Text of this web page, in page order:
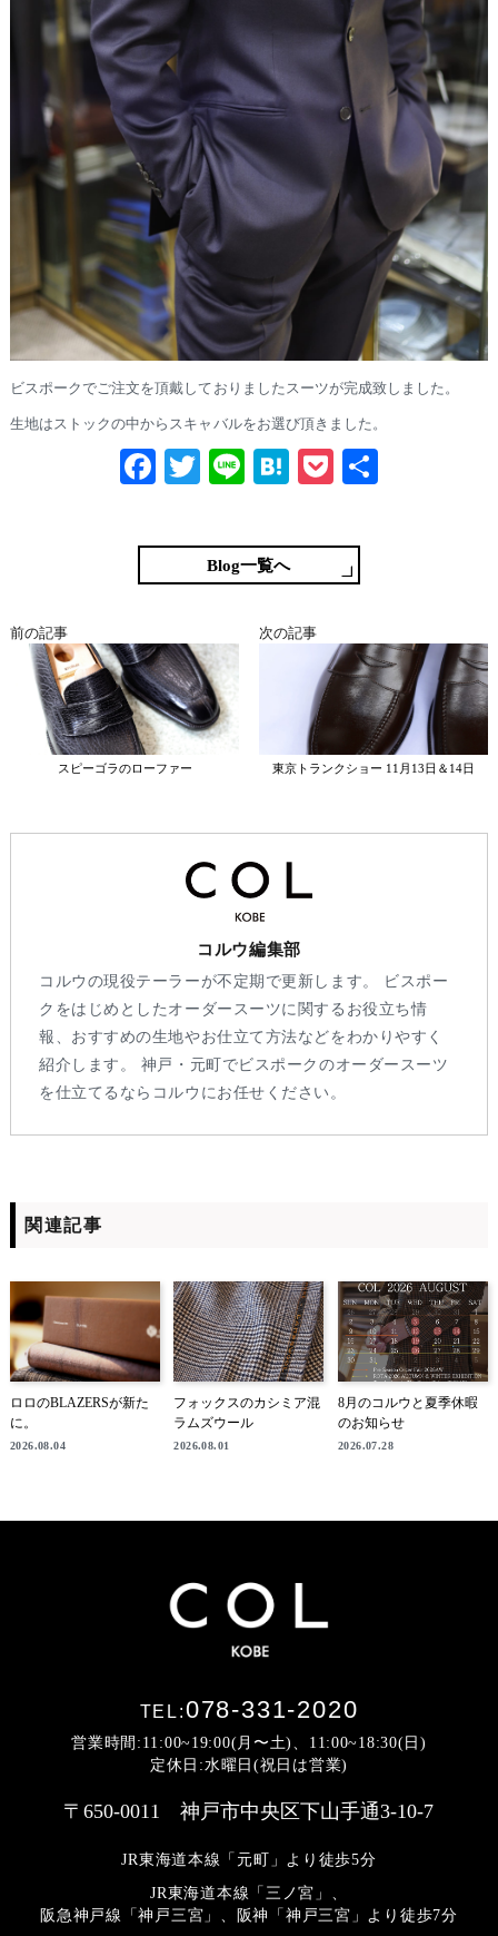
ビスポークでご注文を頂戴しておりましたスーツが完成致しました。
生地はストックの中からスキャバルをお選び頂きました。
Fa
bo
ok
T
tte
r
Li
H
en
a
P
ke
t
Blog一覧へ
前の記事
スピーゴラのローファー
次の記事
東京トランクショー 11月13日＆14日
コルウ編集部
コルウの現役テーラーが不定期で更新します。 ビスポー
クをはじめとしたオーダースーツに関するお役立ち情
報、おすすめの生地やお仕立て方法などをわかりやすく
紹介します。 神戸・元町でビスポークのオーダースーツ
を仕立てるならコルウにお任せください。
関連記事
ロロのBLAZERSが新た
に。
2026.08.04
フォックスのカシミア混
ラムズウール
2026.08.01
8月のコルウと夏季休暇
のお知らせ
2026.07.28
TEL:078-331-2020
営業時間:11:00~19:00(月〜土)、11:00~18:30(日)
定休日:水曜日(祝日は営業)
〒650-0011 神戸市中央区下山手通3-10-7
JR東海道本線「元町」より徒歩5分
JR東海道本線「三ノ宮」、
阪急神戸線「神戸三宮」、阪神「神戸三宮」より 徒歩7分